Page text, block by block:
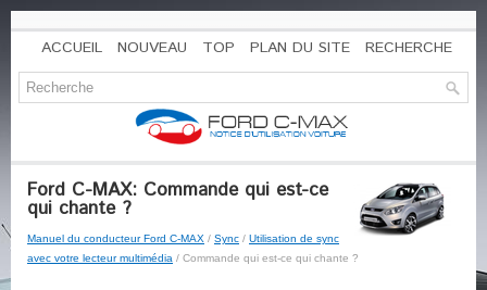
ACCUEIL NOUVEAU TOP PLAN DU SITE RECHERCHE
Ford C-MAX: Commande qui est-ce
qui chante ?
Manuel du conducteur Ford C-MAX / Sync / Utilisation de sync
avec votre lecteur multimédia / Commande qui est-ce qui chante ?